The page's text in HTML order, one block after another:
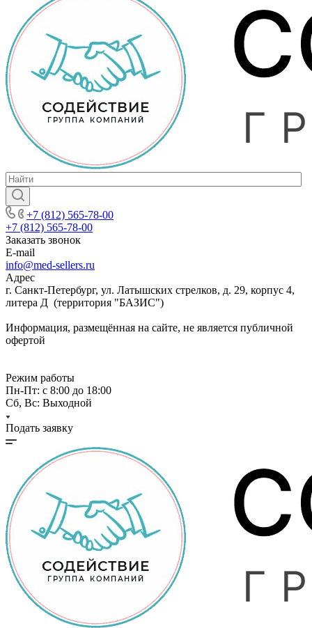
+7 (812) 565-78-00
+7 (812) 565-78-00
Заказать звонок
E-mail
info@med-sellers.ru
Адрес
г. Санкт-Петербург, ул. Латышских стрелков, д. 29, корпус 4,
литера Д (территория "БАЗИС")
Информация, размещённая на сайте, не является публичной
офертой
Режим работы
Пн-Пт: с 8:00 до 18:00
Сб, Вс: Выходной
Подать заявку